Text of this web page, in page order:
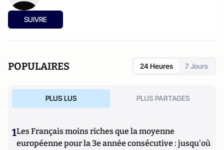
SUIVRE
POPULAIRES 24 Heures 7 Jours
PLUS LUS PLUS PARTAGES
1Les Français moins riches que la moyenne
européenne pour la 3e année consécutive : jusqu'où